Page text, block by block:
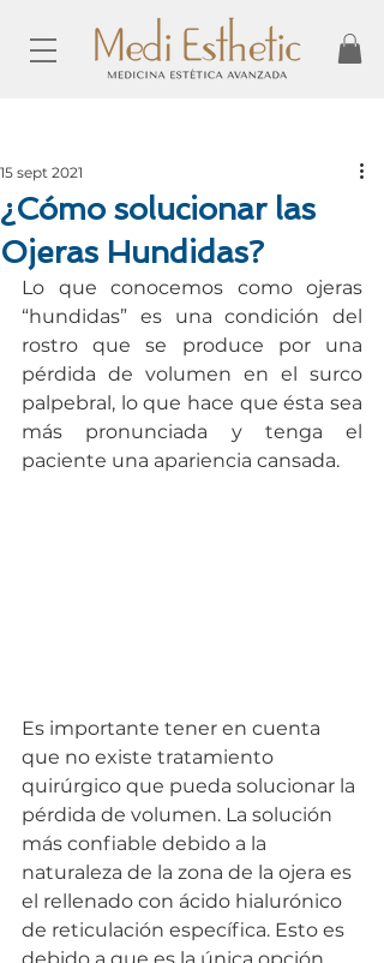
¿Cómo solucionar las
Ojeras Hundidas?
15 sept 2021
Lo que conocemos como ojeras
“hundidas” es una condición del
rostro que se produce por una
pérdida de volumen en el surco
palpebral, lo que hace que ésta sea
más pronunciada y tenga el
paciente una apariencia cansada.
Es importante tener en cuenta
que no existe tratamiento
quirúrgico que pueda solucionar la
pérdida de volumen. La solución
más confiable debido a la
naturaleza de la zona de la ojera es
el rellenado con ácido hialurónico
de reticulación específica. Esto es